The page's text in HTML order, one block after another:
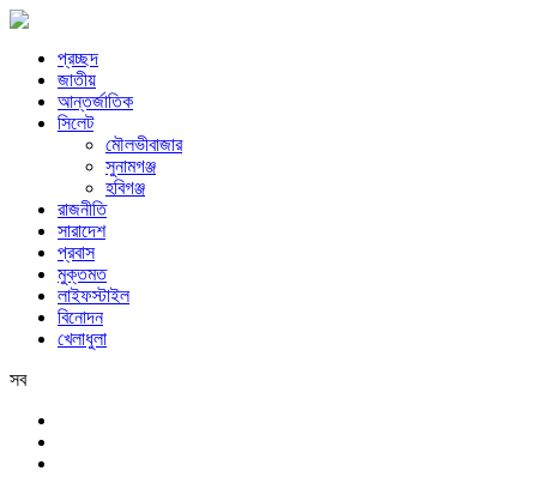
প্রচ্ছদ
জাতীয়
আন্তর্জাতিক
সিলেট
মৌলভীবাজার
সুনামগঞ্জ
হবিগঞ্জ
রাজনীতি
সারাদেশ
প্রবাস
মুক্তমত
লাইফস্টাইল
বিনোদন
খেলাধুলা
সব